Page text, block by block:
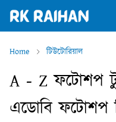
Home টিউটোরিয়াল
A - Z ফটোশপ
এডোবি ফটোশপ